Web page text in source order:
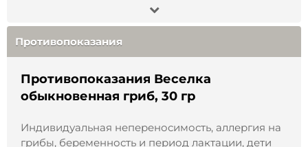
Какие документы на товар?
Какой способ доставки выбрать?
Как оплатить заказ на сайте?
Противопоказания
Противопоказания Веселка
обыкновенная гриб, 30 гр
Индивидуальная непереносимость, аллергия на
грибы, беременность и период лактации, дети